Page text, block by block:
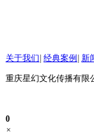
关于我们 经典案例 新
重庆星幻文化传播有限
0
×